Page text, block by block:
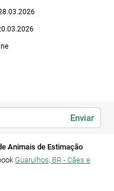
Enviar
Animais de Estimação
Guarulhos, BR - Cães e